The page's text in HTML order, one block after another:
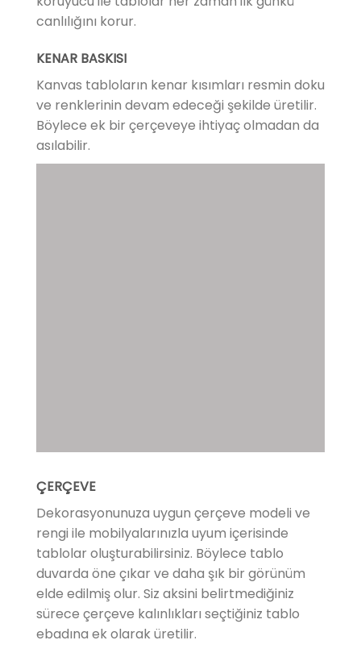
canlılığını korur.
KENAR BASKISI
Kanvas tabloların kenar kısımları resmin doku
ve renklerinin devam edeceği şekilde üretilir.
Böylece ek bir çerçeveye ihtiyaç olmadan da
asılabilir.
ÇERÇEVE
Dekorasyonunuza uygun çerçeve modeli ve
rengi ile mobilyalarınızla uyum içerisinde
tablolar oluşturabilirsiniz. Böylece tablo
duvarda öne çıkar ve daha şık bir görünüm
elde edilmiş olur. Siz aksini belirtmediğiniz
sürece çerçeve kalınlıkları seçtiğiniz tablo
ebadına ek olarak üretilir.